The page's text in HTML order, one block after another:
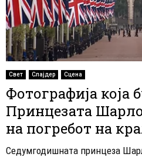
Свет Слајдер Сцена
Фотографија која
Принцезата
на погребот на
Седумгодишната принцеза